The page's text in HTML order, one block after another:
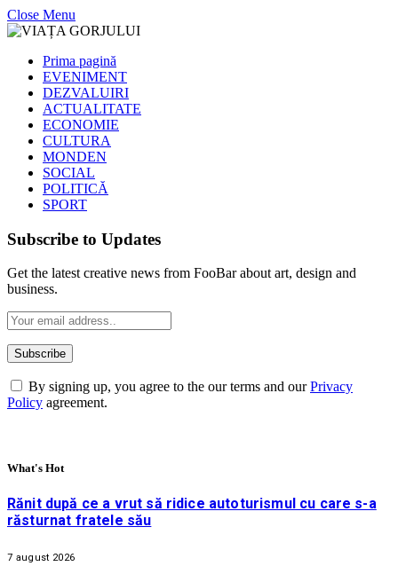
Close Menu
Prima pagină
EVENIMENT
DEZVALUIRI
ACTUALITATE
ECONOMIE
CULTURA
MONDEN
SOCIAL
POLITICĂ
SPORT
Subscribe to Updates
Get the latest creative news from FooBar about art, design and
business.
By signing up, you agree to the our terms and ourPrivacy
Policy agreement.
What's Hot
Rănit după ce a vrut să ridice autoturismul cu care s-a
răsturnat fratele său
7 august 2026